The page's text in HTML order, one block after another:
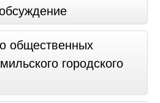
общественных
городского